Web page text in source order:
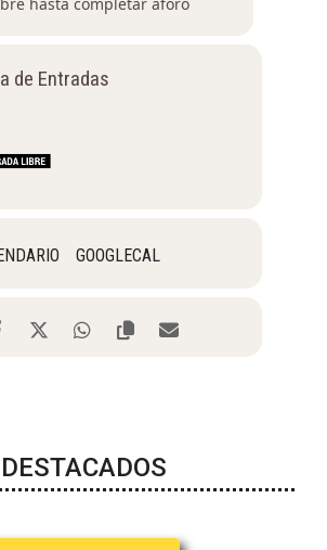
de Entradas
GOOGLECAL